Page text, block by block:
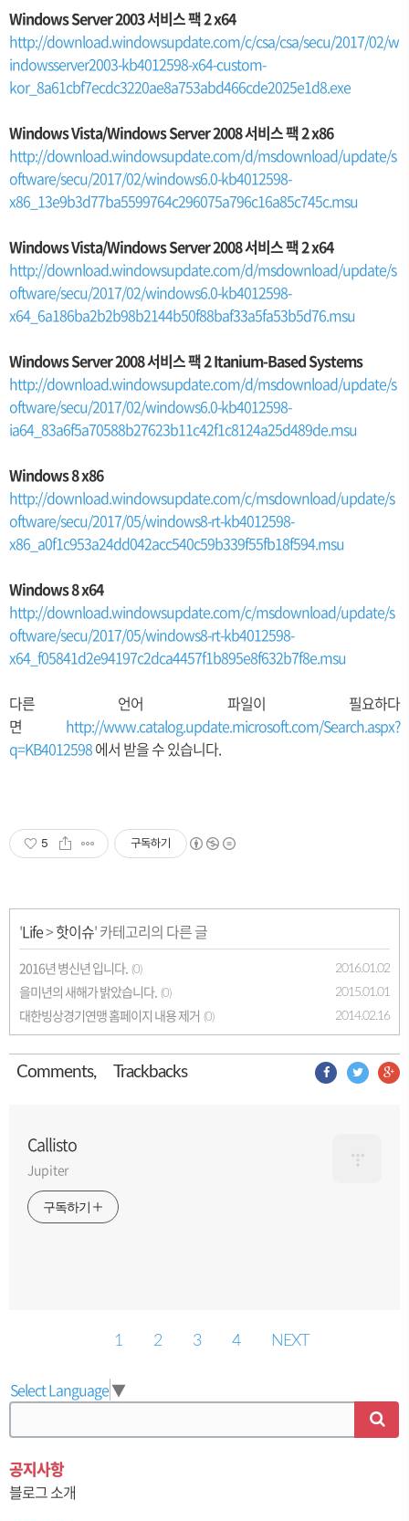
Windows Server 2003 서비스 팩 2 x64
http://download.windowsupdate.com/c/csa/csa/secu/2017/02/w
indowsserver2003-kb4012598-x64-custom-
kor_8a61cbf7ecdc3220ae8a753abd466cde2025e1d8.exe
Windows Vista/Windows Server 2008 서비스 팩 2 x86
http://download.windowsupdate.com/d/msdownload/update/s
oftware/secu/2017/02/windows6.0-kb4012598-
x86_13e9b3d77ba5599764c296075a796c16a85c745c.msu
Windows Vista/Windows Server 2008 서비스 팩 2 x64
http://download.windowsupdate.com/d/msdownload/update/s
oftware/secu/2017/02/windows6.0-kb4012598-
x64_6a186ba2b2b98b2144b50f88baf33a5fa53b5d76.msu
Windows Server 2008 서비스 팩 2 Itanium-Based Systems
http://download.windowsupdate.com/d/msdownload/update/s
oftware/secu/2017/02/windows6.0-kb4012598-
ia64_83a6f5a70588b27623b11c42f1c8124a25d489de.msu
Windows 8 x86
http://download.windowsupdate.com/c/msdownload/update/s
oftware/secu/2017/05/windows8-rt-kb4012598-
x86_a0f1c953a24dd042acc540c59b339f55fb18f594.msu
Windows 8 x64
http://download.windowsupdate.com/c/msdownload/update/s
oftware/secu/2017/05/windows8-rt-kb4012598-
x64_f05841d2e94197c2dca4457f1b895e8f632b7f8e.msu
다른 언어 파일이 필요하다
면 http://www.catalog.update.microsoft.com/Search.aspx?
q=KB4012598에서 받을 수 있습니다.
5 구독하기
'Life>핫이슈' 카테고리의 다른 글
2016년 병신년 입니다. (0) 2016.01.02
을미년의 새해가 밝았습니다. (0) 2015.01.01
대한빙상경기연맹 홈페이지 내용 제거 (0) 2014.02.16
Comments, Trackbacks
Callisto
Jupiter
구독하기
1 2 3 4 NEXT
Select Language▼
공지사항
블로그 소개